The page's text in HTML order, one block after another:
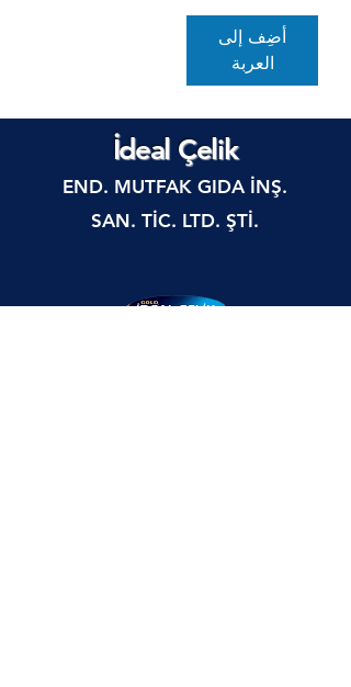
أضِف إلى
العربة
İdeal Çelik
END. MUTFAK GIDA İNŞ.
SAN. TİC. LTD. ŞTİ.